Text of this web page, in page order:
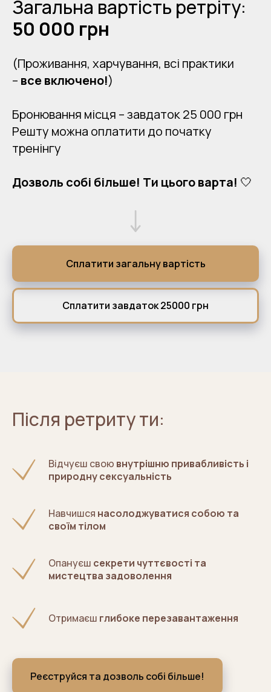
Загальна вартість ретріту:
50 000 грн
(Проживання, харчування, всі практики
– все включено!)
Бронювання місця – завдаток 25 000 грн
Решту можна оплатити до початку
тренінгу
Дозволь собі більше! Ти цього варта! 🤍
Сплатити загальну вартість
Сплатити завдаток 25000 грн
Після ретриту ти:
Відчуєш свою внутрішню привабливість і
природну сексуальність
Навчишся насолоджуватися собою та
своїм тілом
Опануєш секрети чуттєвості та
мистецтва задоволення
Отримаєш глибоке перезавантаження
Реєструйся та дозволь собі більше!